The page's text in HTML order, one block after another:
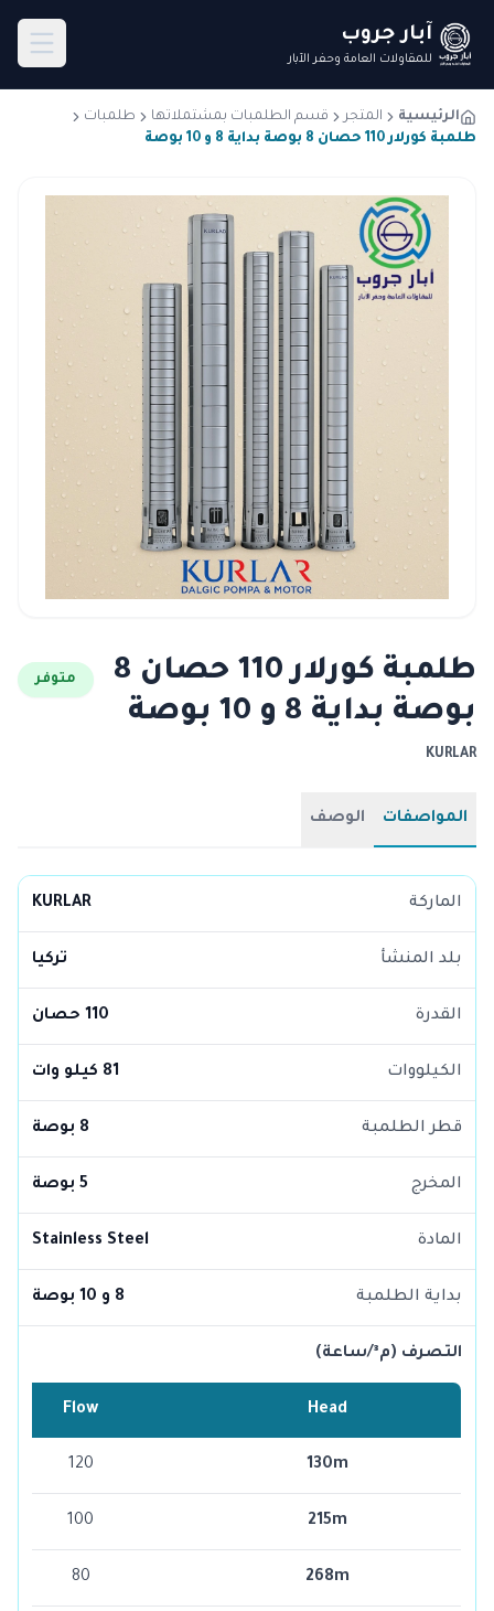
آبار جروب
للمقاولات العامة وحفر الآبار
الرئيسية المتجر قسم الطلمبات بمشتملاتها
طلمبات
طلمبة كورلار 110 حصان 8 بوصة بداية 8 و 10 بوصة
طلمبة كورلار 110 حصان 8
بوصة بداية 8 و 10 بوصة
متوفر
KURLAR
المواصفات الوصف
الماركة KURLAR
بلد المنشأ تركيا
القدرة 110 حصان
الكيلووات 81 كيلو وات
قطر الطلمبة 8 بوصة
المخرج 5 بوصة
المادة Stainless Steel
بداية الطلمبة 8 و 10 بوصة
التصرف (م³/ساعة)
Head
Flow
130m
120
215m
100
268m
80